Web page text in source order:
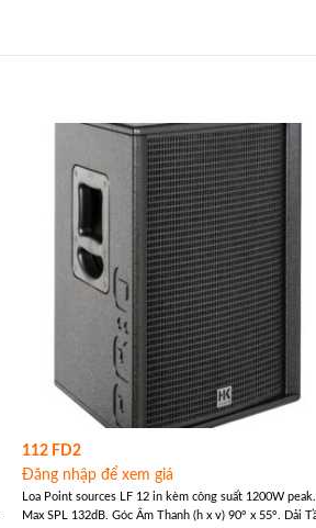
112 FD2
Đăng nhập để xem giá
Loa Point sources LF 12 in kèm công suất 1200W peak.
Max SPL 132dB. Góc Âm Thanh (h x v) 90° x 55°. Dải